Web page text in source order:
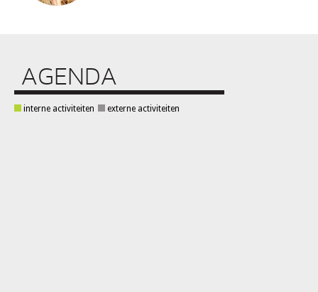
AGENDA
interne activiteiten externe activiteiten